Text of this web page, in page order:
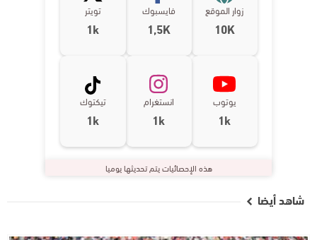
زوار الموقع
10K
فايسبوك
1,5K
تويتر
1k
يوتوب
1k
انستغرام
1k
تيكتوك
1k
هذه الإحصائيات يتم تحديثها يوميا
شاهد أيضا